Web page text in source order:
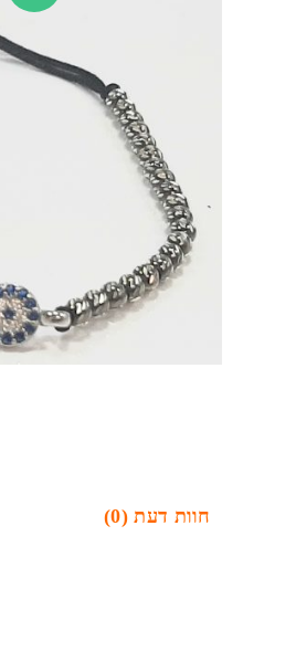
חוות דעת (0)